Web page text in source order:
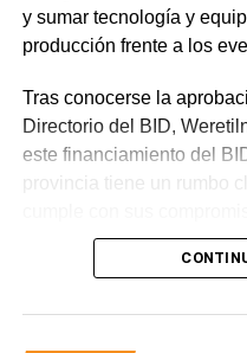
y sumar tecnología y
producción frente a los
Tras conocerse la
Directorio del BID,
este financiamiento del
provincia tiene un rumbo
Estos fondos llegan
de desarrollo serio, con
El monto total del